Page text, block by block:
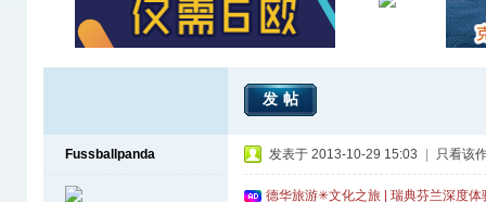
发帖
Fussballpanda 发表于 2013-10-29 15:03 只看该
德华旅游✳文化之旅 | 瑞典芬兰深度